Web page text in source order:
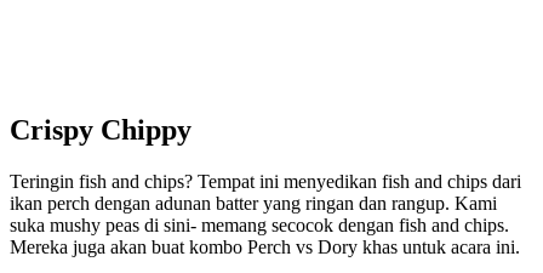
Crispy Chippy
Teringin fish and chips? Tempat ini menyedikan fish and chips dari
ikan perch dengan adunan batter yang ringan dan rangup. Kami
suka mushy peas di sini- memang secocok dengan fish and chips.
Mereka juga akan buat kombo Perch vs Dory khas untuk acara ini.